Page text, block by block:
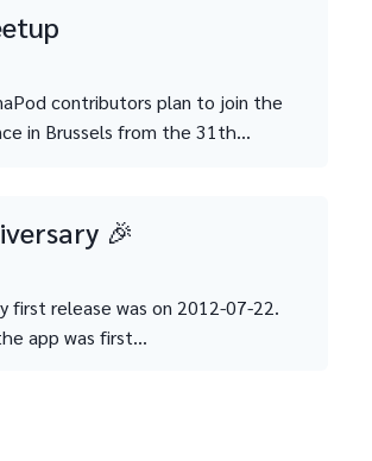
contributors plan to join the
in Brussels from the 31th...
🎉
first release was on 2012-07-22.
app was first...